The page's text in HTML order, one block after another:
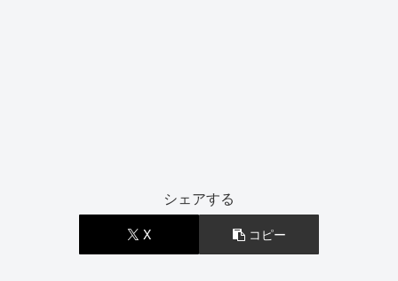
シェアする
X コピー